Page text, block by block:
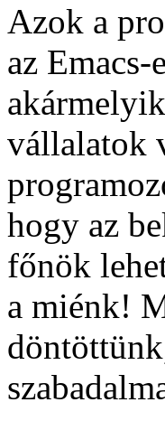
Azok a
az
vállalatok
hogy az
főnök
a miénk!